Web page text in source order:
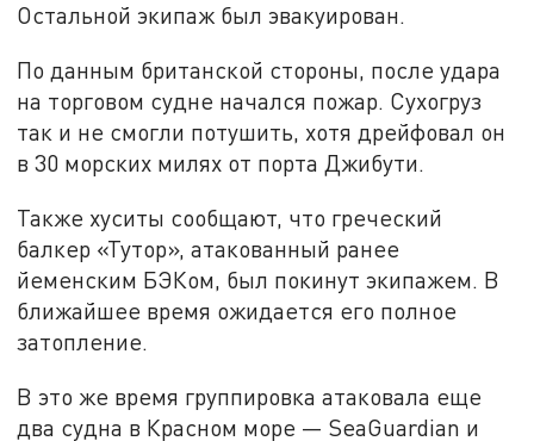
Остальной экипаж был эвакуирован.
По данным британской стороны, после удара
на торговом судне начался пожар. Сухогруз
так и не смогли потушить, хотя дрейфовал он
в 30 морских милях от порта Джибути.
Также хуситы сообщают, что греческий
балкер «Тутор», атакованный ранее
йеменским БЭКом, был покинут экипажем. В
ближайшее время ожидается его полное
затопление.
В это же время группировка атаковала еще
два судна в Красном море — SeaGuardian и